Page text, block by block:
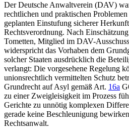
Der Deutsche Anwaltverein (DAV)
rechtlichen und praktischen
geplanten Einstufung sicherer
Rechtsverordnung. Nach
Tometten, Mitglied im DAV-
widerspricht das Vorhaben dem
solcher Staaten ausdrücklich die
verlangt: Die vorgesehene Regelung
unionsrechtlich vermittelten Schutz
Grundrecht auf Asyl gemäßArt. 16a
zu einer Zweigleisigkeit im Prozess
Gerichte zu unnötig komplexen
gerade keine Beschleunigung
Rechtsanwalt.